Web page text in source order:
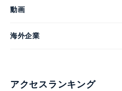
動画
海外企業
アクセスランキング